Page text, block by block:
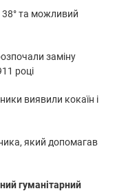
38° та можливий
заміну
році
виявили кокаїн і
який допомагав
гуманітарний